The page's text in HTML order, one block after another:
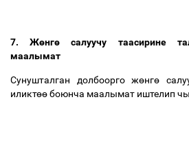
7. Жөнгө салуучу таасирине
маалымат
Сунушталган долбоорго жөнгө
иликтөөбоюнча маалымат иштелип